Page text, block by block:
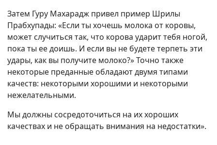
Затем Гуру Махарадж привел пример Шрилы
Прабхупады: «Если ты хочешь молока от коровы,
может случиться так, что корова ударит тебя ногой,
пока ты ее доишь. И если вы не будете терпеть эти
удары, как вы получите молоко?» Точно также
некоторые преданные обладают двумя типами
качеств: некоторыми хорошими и некоторыми
нежелательными.
Мы должны сосредоточиться на их хороших
качествах и не обращать внимания на недостатки».